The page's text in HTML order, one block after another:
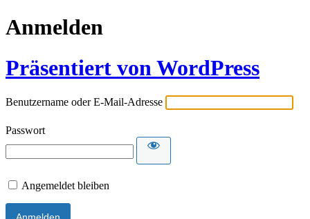
Anmelden
Präsentiert von WordPress
Benutzername oder E-Mail-Adresse
Passwort
Angemeldet bleiben